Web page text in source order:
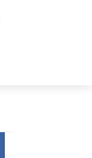
22 Daerah